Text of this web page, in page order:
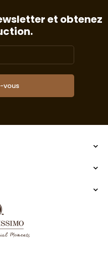
et obtenez
vous